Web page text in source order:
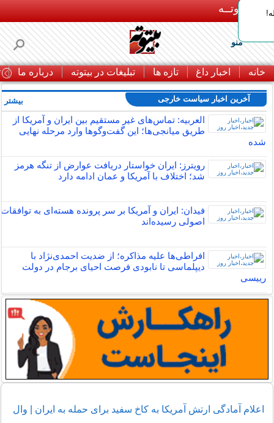
بـیتوتــه
منو
خانه اخبار داغ تازه ها تبلیغات در بیتوته درباره ما
آخرین اخبار سیاست خارجی
العربیه: تماس‌های غیر مستقیم بین ایران و آمریکا از
طریق میانجی‌ها؛ این گفت‌و‌گو‌ها وارد مرحله نهایی
شده
رویترز: ایران خواستار دریافت عوارض از تنگه هرمز
شد؛ اختلاف با آمریکا و عمان ادامه دارد
فیدان: ایران و آمریکا بر سر پرونده هسته‌ای به توافقات
اصولی رسیده‌اند
افراطی‌ها علیه مذاکره؛ از ضدیت احمدی‌نژاد با
دیپلماسی تا نابودی فرصت احیای برجام در دولت
رییسی
بیشتر
اعلام آمادگی ارتش آمریکا به کاخ سفید برای حمله به ایران | وال